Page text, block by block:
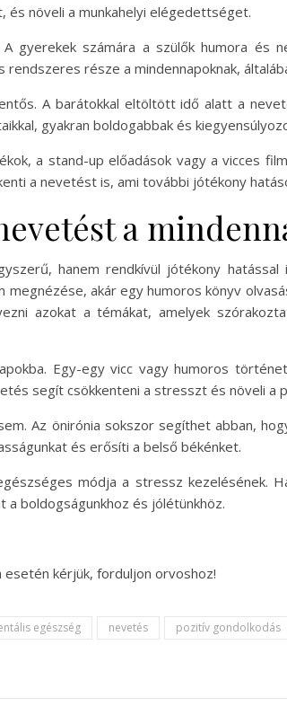
és növeli a munkahelyi elégedettséget.
gyerekek számára a szülők humora
rendszeres része a mindennapoknak,
A barátokkal eltöltött idő alatt a
gyakran boldogabbak és
a stand-up előadások vagy a vicces
a nevetést is, ami további jótékony
a
hanem rendkívül jótékony
megnézése, akár egy humoros könyv
azokat a témákat, amelyek
Egy-egy vicc vagy humoros
segít csökkenteni a stresszt és növeli a
Az önirónia sokszor segíthet abban,
és erősíti a belső békénket.
módja a stressz kezelésének.
boldogságunkhoz és jólétünkhöz.
esetén kérjük, forduljon orvoshoz!
egészség nevetés pozitív gondolkodás